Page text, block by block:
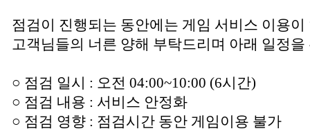
점검이 진행되는 동안에는 게임 서비스 이용
고객님들의 너른 양해 부탁드리며 아래 일정
○ 점검 일시 : 오전 04:00~10:00 (6시간)
○ 점검 내용 : 서비스 안정화
○ 점검 영향 : 점검시간 동안 게임이용 불가